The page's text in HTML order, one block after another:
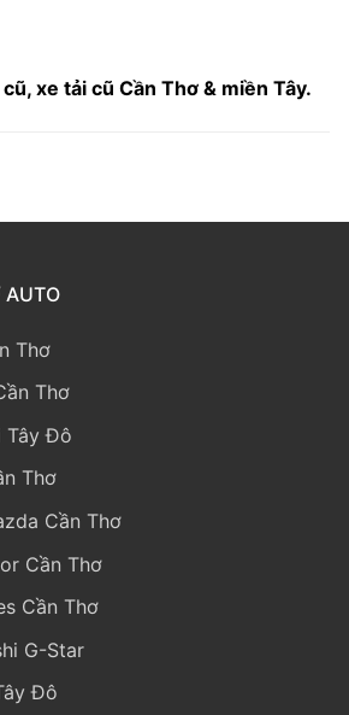
xe tải cũ Cần Thơ & miền Tây.
AUTO
Thơ
Thơ
Tây Đô
Thơ
Cần Thơ
Cần Thơ
Cần Thơ
G-Star
Đô